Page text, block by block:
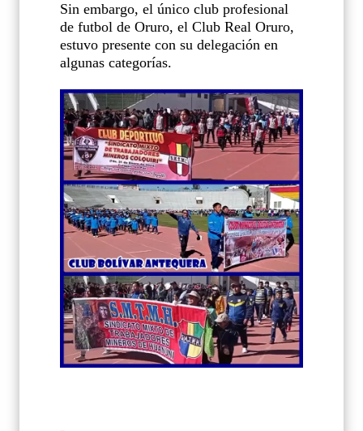
Sin embargo, el único club profesional
de futbol de Oruro, el Club Real Oruro,
estuvo presente con su delegación en
algunas categorías.